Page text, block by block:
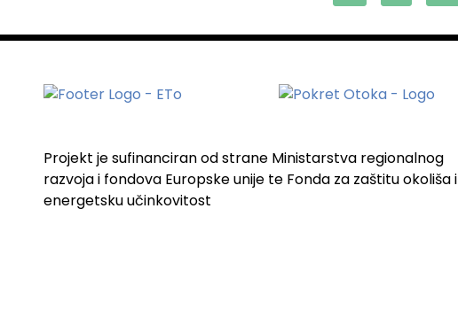
Projekt je sufinanciran od strane Ministarstva regionalnog
razvoja i fondova Europske unije te Fonda za zaštitu okoliša i
energetsku učinkovitost